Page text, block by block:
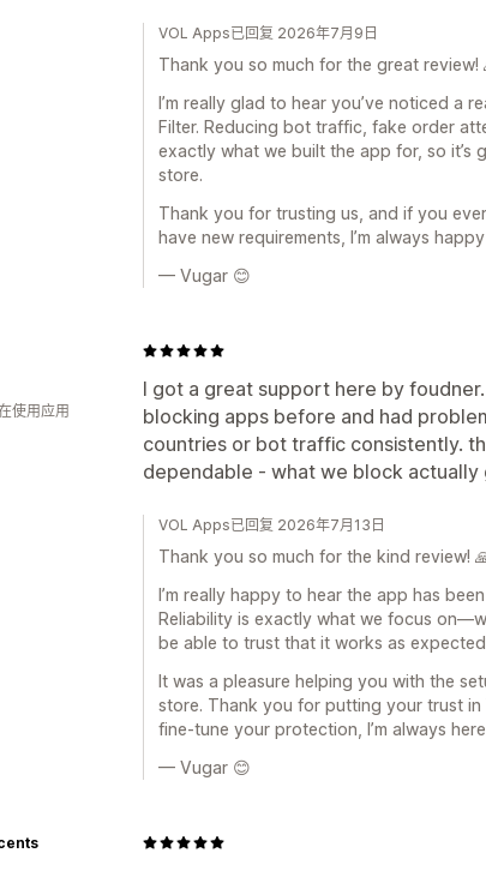
VOL Apps已回复 2026年7月9日
Thank you so much for the great review!
I’m really glad to hear you’ve noticed a
Filter. Reducing bot traffic, fake order
exactly what we built the app for, so it’s
store.
Thank you for trusting us, and if you
have new requirements, I’m always
— Vugar 😊
I got a great support here by
blocking apps before and had
countries or bot traffic consistently.
dependable - what we block actually
使用应用
VOL Apps已回复 2026年7月13日
Thank you so much for the kind review!
I’m really happy to hear the app has
Reliability is exactly what we focus
be able to trust that it works as
It was a pleasure helping you with the
store. Thank you for putting your trust
fine-tune your protection, I’m always
— Vugar 😊